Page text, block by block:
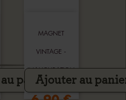
panier
MAGNET
VINTAGE -
INAUGURATION
Ajouter au